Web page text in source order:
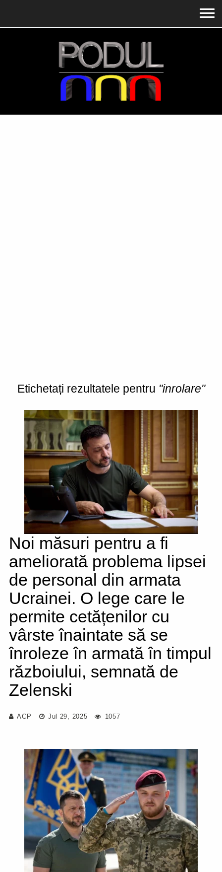
Etichetați rezultatele pentru "inrolare"
Noi măsuri pentru a fi
ameliorată problema lipsei
de personal din armata
Ucrainei. O lege care le
permite cetățenilor cu
vârste înaintate să se
înroleze în armată în timpul
războiului, semnată de
Zelenski
ACP Jul 29, 2025 1057